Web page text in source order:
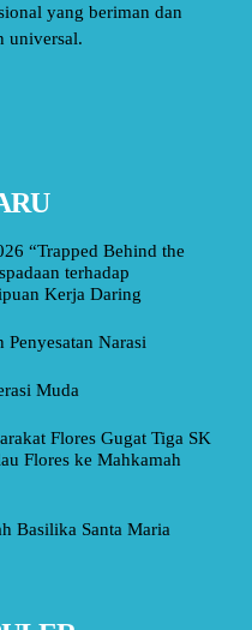
yang beriman dan
universal.
“Trapped Behind the
terhadap
Kerja Daring
Penyesatan Narasi
Muda
Flores Gugat Tiga SK
Flores ke Mahkamah
Basilika Santa Maria